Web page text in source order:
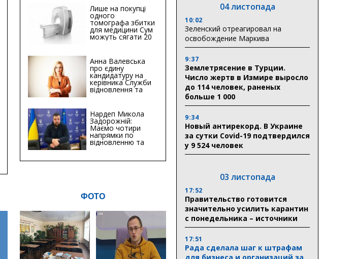
Лише на покупці
одного
томографа збитки
для медицини Сум
можуть сягати 20
мільйонів гривень
Анна Валевська
про єдину
кандидатуру на
керівника Служби
відновлення та
інфраструктури у
Хіба...
Нардеп Микола
Задорожній:
Маємо чотири
напрямки по
відновленню та
будівництву
інфраструктури
ФОТО
04 листопада
10:02
Зеленский отреагировал на
освобождение Маркива
9:37
Землетрясение в Турции.
Число жертв в Измире выросло
до 114 человек, раненых
больше 1 000
9:34
Новый антирекорд. В Украине
за сутки Covid-19 подтвердился
у 9 524 человек
03 листопада
17:52
Правительство готовится
значительно усилить карантин
с понедельника – источники
17:51
Рада сделала шаг к штрафам
для бизнеса и организаций за